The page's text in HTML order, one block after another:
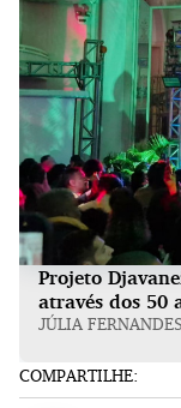
Projeto
através dos 50
JÚLIA
COMPARTILHE: